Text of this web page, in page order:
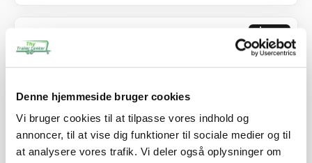
Denne hjemmeside bruger cookies
Vi bruger cookies til at tilpasse vores indhold og
annoncer, til at vise dig funktioner til sociale medier og til
at analysere vores trafik. Vi deler også oplysninger om